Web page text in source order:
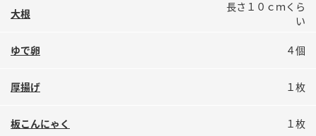
大根
長さ１０ｃｍくら
い
ゆで卵 ４個
厚揚げ １枚
板こんにゃく １枚